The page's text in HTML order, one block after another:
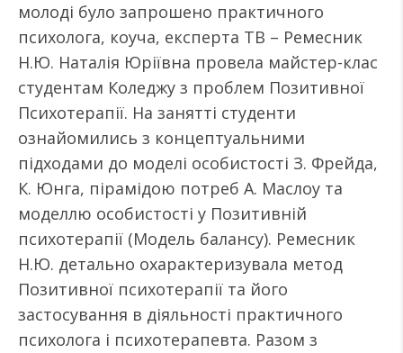
молоді було запрошено практичного
психолога, коуча, експерта ТВ – Ремесник
Н.Ю. Наталія Юріївна провела майстер-клас
студентам Коледжу з проблем Позитивної
Психотерапії. На занятті студенти
ознайомились з концептуальними
підходами до моделі особистості З. Фрейда,
К. Юнга, пірамідою потреб А. Маслоу та
моделлю особистості у Позитивній
психотерапії (Модель балансу). Ремесник
Н.Ю. детально охарактеризувала метод
Позитивної психотерапії та його
застосування в діяльності практичного
психолога і психотерапевта. Разом з